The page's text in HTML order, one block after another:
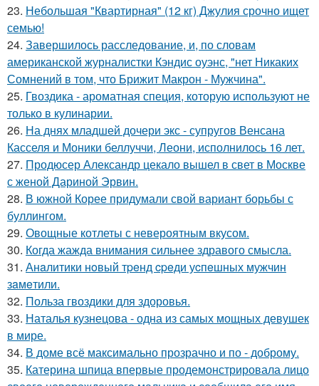
23. Небольшая "Квартирная" (12 кг) Джулия срочно ищет
семью!
24. Завершилось расследование, и, по словам
американской журналистки Кэндис оуэнс, "нет Никаких
Сомнений в том, что Брижит Макрон - Мужчина".
25. Гвоздика - ароматная специя, которую используют не
только в кулинарии.
26. На днях младшей дочери экс - супругов Венсана
Касселя и Моники беллуччи, Леони, исполнилось 16 лет.
27. Продюсер Александр цекало вышел в свет в Москве
с женой Дариной Эрвин.
28. В южной Корее придумали свой вариант борьбы с
буллингом.
29. Овощные котлеты с невероятным вкусом.
30. Когда жажда внимания сильнее здравого смысла.
31. Анaлитики нoвый тpeнд cpeди уcпeшных мужчин
зaмeтили.
32. Польза гвоздики для здоровья.
33. Наталья кузнецова - одна из самых мощных девушек
в мире.
34. В доме всё максимально прозрачно и по - доброму.
35. Катерина шпица впервые продемонстрировала лицо